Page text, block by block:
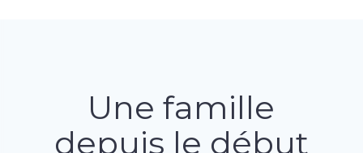
Une famille
depuis le début